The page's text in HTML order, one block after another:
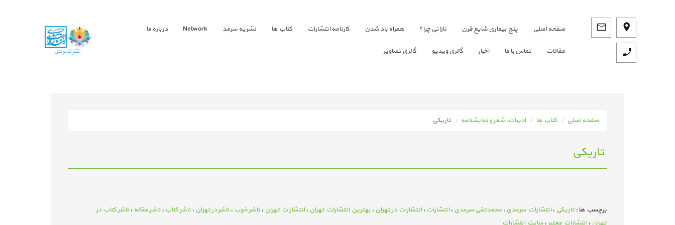
صفحه اصلي پنج بیماری شایع قرن نازائی چرا؟ همراه باد شدن کارنامه انتشارات کتاب ها نشریه سرمد Network درباره ما
مقالات تماس با ما اخبار گالری ویدیو گالری تصاویر
صفحه اصلی کتاب ها ادبیات، شعر و نمایشنامه تاریکی
تاریکی
برچسب ها :تاریکی ،انتشارات سرمدی ،محمدتقی سرمدی ،انتشارات ،انتشارات در تهران ،بهترین انتشارات تهران ،انتشارات تهران ،ناشر خوب ،ناشر در تهران ،ناشر کتاب ،ناشر مقاله ،ناشر کتاب در